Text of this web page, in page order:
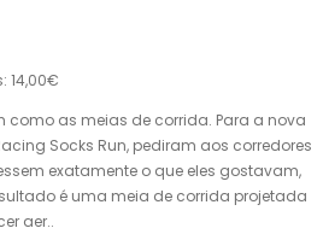
14,00€
como as meias de corrida. Para a nova
Socks Run, pediram aos corredores
exatamente o que eles gostavam,
é uma meia de corrida projetada
aer..